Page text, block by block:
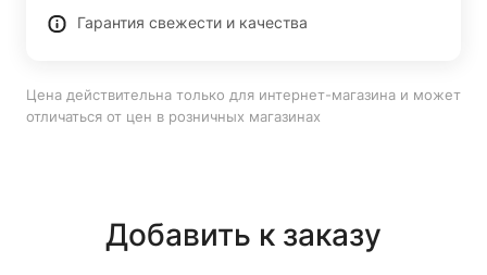
Гарантия свежести и качества
Цена действительна только для интернет-магазина и может
отличаться от цен в розничных магазинах
Добавить к заказу